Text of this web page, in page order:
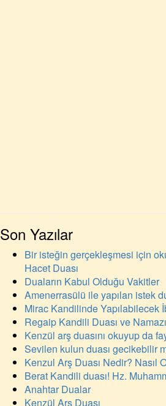
Son Yazılar
Bir isteğin gerçekleşmesi için
Hacet Duası
Duaların Kabul Olduğu Vakitler
Amenerrasülü ile yapılan istek
Mirac Kandilinde Yapılabilecek
Regaip Kandili Duası ve Namazı
Kenzül arş duasını okuyup da
Sevilen kulun duası gecikebilir
Kenzul Arş Duası Nedir? Nasıl
Berat Kandili duası! Hz.
Anahtar Dualar
Kenzül Arş Duası